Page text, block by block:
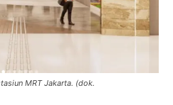
MRT Jakarta. (dok.